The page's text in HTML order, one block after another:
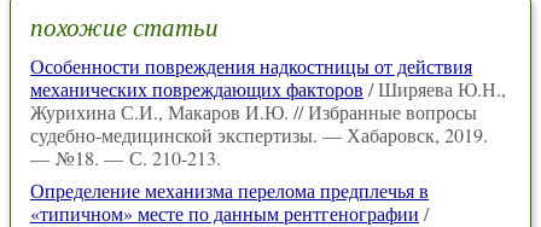
похожие статьи
Особенности повреждения надкостницы от действия
механических повреждающих факторов / Ширяева Ю.Н.,
Журихина С.И., Макаров И.Ю. // Избранные вопросы
судебно-медицинской экспертизы. — Хабаровск, 2019.
— №18. — С. 210-213.
Определение механизма перелома предплечья в
«типичном» месте по данным рентгенографии /